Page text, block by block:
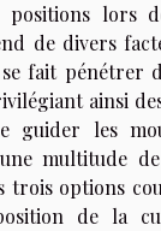
positions lors
de divers
fait pénétrer
ainsi
guider les
une multitude
trois options
de la